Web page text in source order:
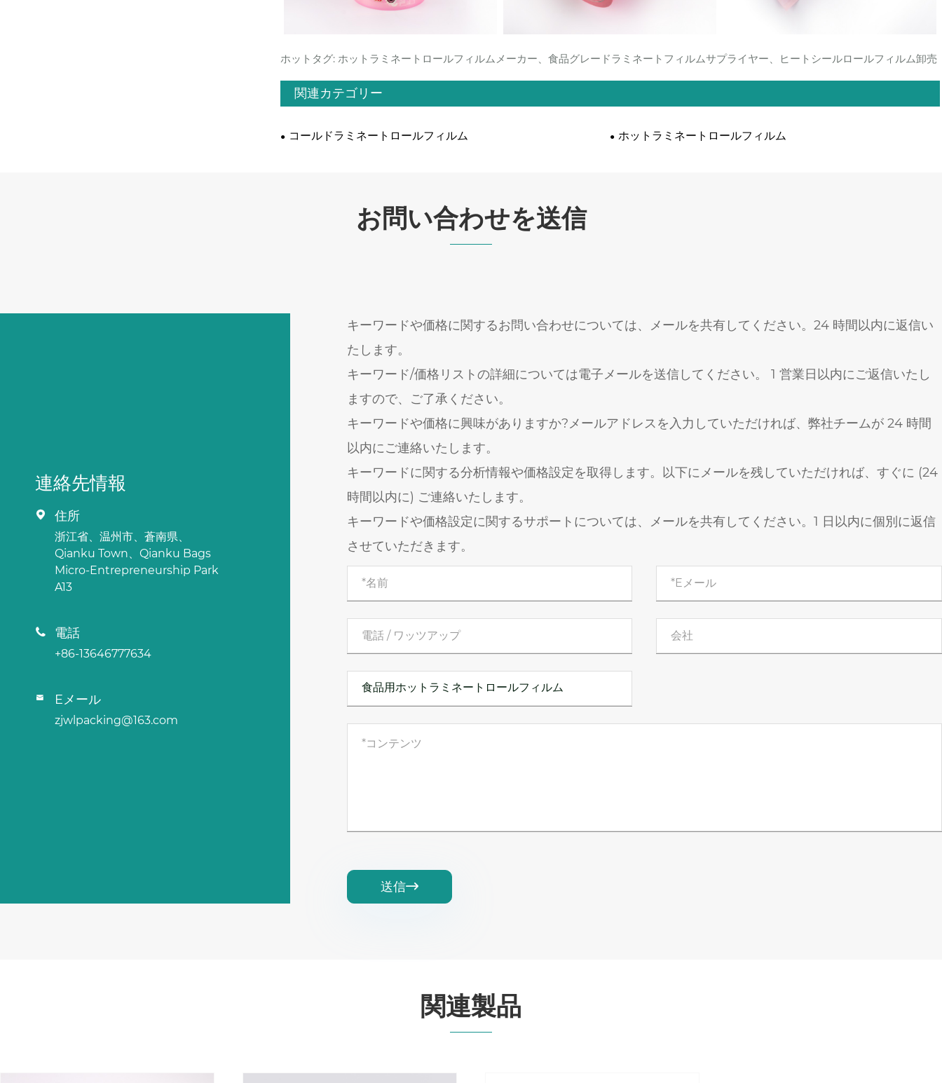
ホットタグ: ホットラミネートロールフィルムメーカー、食品グレードラミネートフィルムサプライヤー、ヒートシールロールフィルム卸売
関連カテゴリー
コールドラミネートロールフィルム ホットラミネートロールフィルム
お問い合わせを送信
連絡先情報
 住所
浙江省、温州市、蒼南県、
Qianku Town、Qianku Bags
Micro-Entrepreneurship Park
A13
 電話
+86-13646777634
 Eメール
zjwlpacking@163.com
キーワードや価格に関するお問い合わせについては、メールを共有してください。24 時間以内に返信い
たします。
キーワード/価格リストの詳細については電子メールを送信してください。 1 営業日以内にご返信いたし
ますので、ご了承ください。
キーワードや価格に興味がありますか?メールアドレスを入力していただければ、弊社チームが 24 時間
以内にご連絡いたします。
キーワードに関する分析情報や価格設定を取得します。以下にメールを残していただければ、すぐに (24
時間以内に) ご連絡いたします。
キーワードや価格設定に関するサポートについては、メールを共有してください。1 日以内に個別に返信
させていただきます。
送信
関連製品